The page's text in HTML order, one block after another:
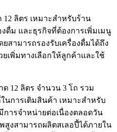
12 ลิตร เหมาะสำหรับร้าน
ดื่ม และธุรกิจที่ต้องการเพิ่มเมนู
สามารถรองรับเครื่องดื่มได้ถึง
ยเพิ่มทางเลือกให้ลูกค้าและใช้
12 ลิตร จำนวน 3 โถ รวม
นการเติมสินค้า เหมาะสำหรับ
ารจำหน่ายต่อเนื่องตลอดวัน
งสามารถผลิตสเลอปี้ได้ภายใน